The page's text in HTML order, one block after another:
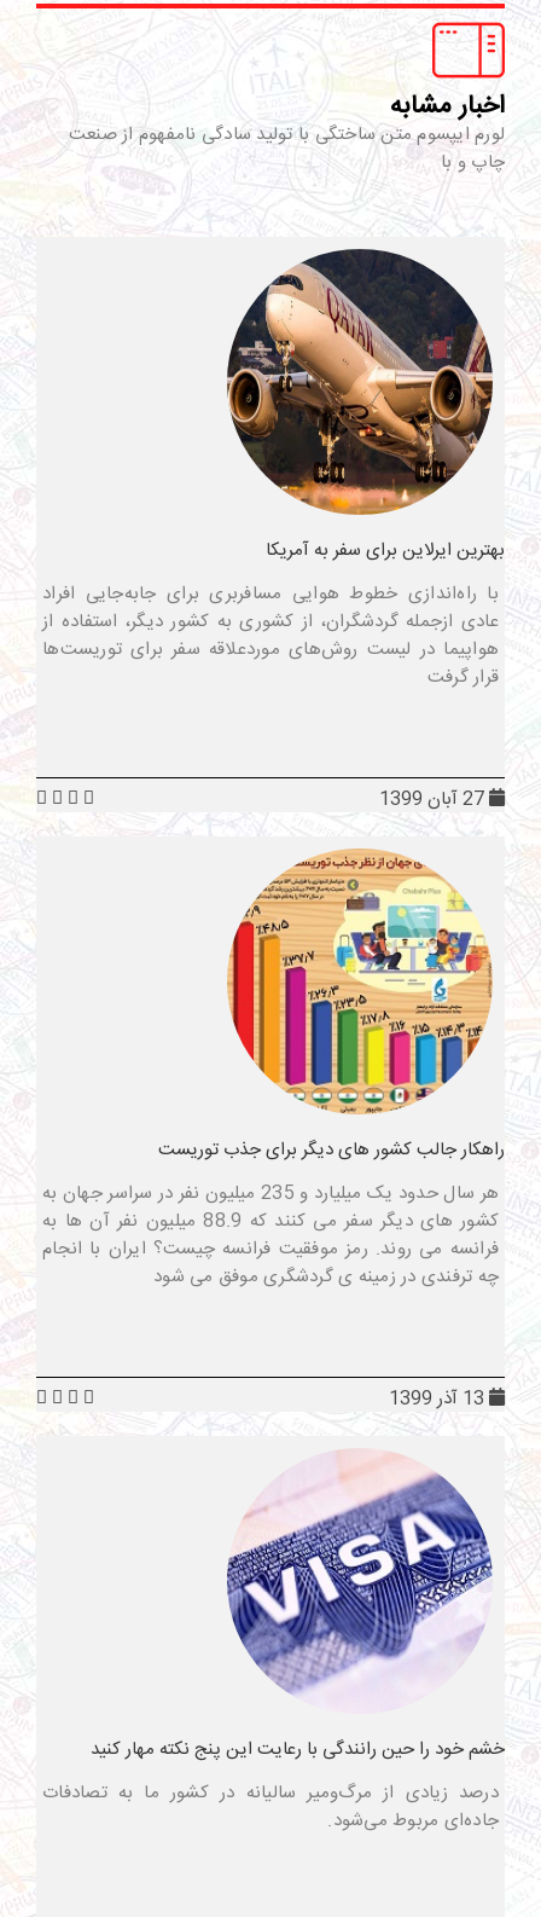
اخبار مشابه
لورم ایپسوم متن ساختگی با تولید سادگی نامفهوم از صنعت
چاپ و با
بهترین ایرلاین برای سفر به آمریکا
با راه‌اندازی خطوط هوایی مسافربری برای جابه‌جایی افراد
عادی ازجمله گردشگران، از کشوری به کشور دیگر، استفاده از
هواپیما در لیست روش‌های موردعلاقه سفر برای توریست‌ها
قرار گرفت
راهکار جالب کشور های دیگر برای جذب توریست
هر سال حدود یک میلیارد و 235 میلیون نفر در سراسر جهان به
کشور های دیگر سفر می کنند که 88.9 میلیون نفر آن ها به
فرانسه می روند. رمز موفقیت فرانسه چیست؟ ایران با انجام
چه ترفندی در زمینه ی گردشگری موفق می شود
خشم خود را حین رانندگی با رعایت این پنج نکته مهار کنید
درصد زیادی از مرگ‌ومیر سالیانه در کشور ما به تصادفات
جاده‌ای مربوط می‌شود.